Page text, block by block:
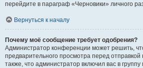
перейдите в параграф «Черновики» личного
Вернуться к началу
Почему моё сообщение требует одобрения?
Администратор конференции может решить,
предварительного просмотра перед
также, что администратор включил вас в